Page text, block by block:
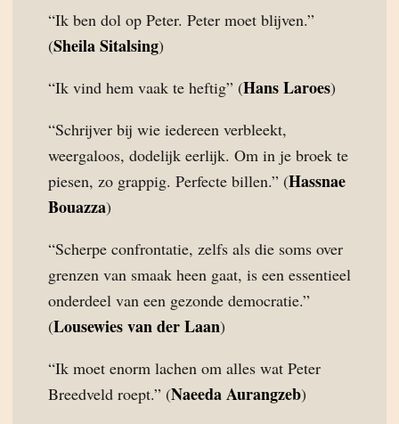
“Ik ben dol op Peter. Peter moet blijven.”
(Sheila Sitalsing)
“Ik vind hem vaak te heftig” (Hans Laroes)
“Schrijver bij wie iedereen verbleekt,
weergaloos, dodelijk eerlijk. Om in je broek te
piesen, zo grappig. Perfecte billen.” (Hassnae
Bouazza)
“Scherpe confrontatie, zelfs als die soms over
grenzen van smaak heen gaat, is een essentieel
onderdeel van een gezonde democratie.”
(Lousewies van der Laan)
“Ik moet enorm lachen om alles wat Peter
Breedveld roept.” (Naeeda Aurangzeb)